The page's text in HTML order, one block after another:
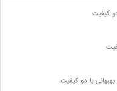
کیفیت
بهبهانی با دو کیفیت